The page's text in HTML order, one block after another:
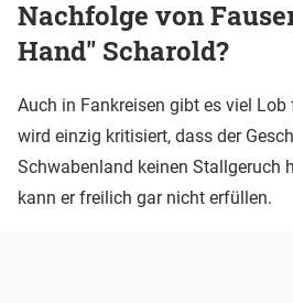
Nachfolge von
Hand" Scharold?
Auch in Fankreisen gibt es viel Lob
wird einzig kritisiert, dass der
Schwabenland keinen Stallgeruch
kann er freilich gar nicht erfüllen.